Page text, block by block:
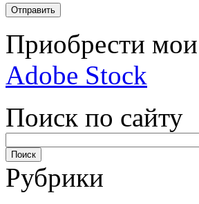
Приобрести
Adobe Stock
Поиск по сайту
Рубрики